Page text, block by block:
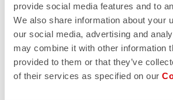
provide social media features and to
We also share information about your
our social media, advertising and
may combine it with other information
provided to them or that they’ve
of their services as specified on our